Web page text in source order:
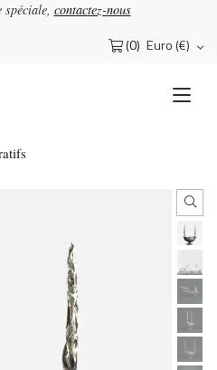
spéciale, contactez-nous
(0) Euro (€)